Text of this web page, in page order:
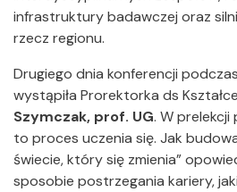
infrastruktury badawczej oraz
rzecz regionu.
Drugiego dnia konferencji
wystąpiła Prorektorka ds
Szymczak, prof. UG. W prelekcji
to proces uczenia się. Jak
świecie, który się zmienia”
sposobie postrzegania kariery,